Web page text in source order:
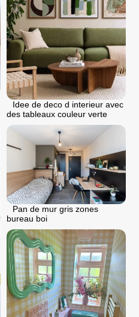
Idee de deco d interieur avec
des tableaux couleur verte
Pan de mur gris zones
bureau boi